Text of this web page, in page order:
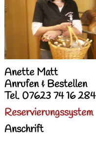
Anette Matt
Anrufen & Bestellen
Tel. 07623 74 16 284
Reservierungssystem
Anschrift